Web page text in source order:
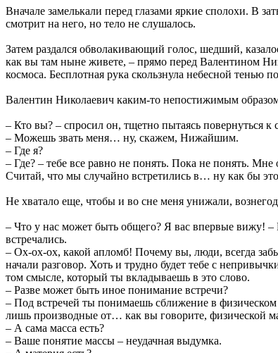
Вначале замелькали перед глазами яркие сполохи. В
смотрит на него, но тело не слушалось.
Затем раздался обволакивающий голос, шедший,
как вы там ныне живете, – прямо перед Валентином
космоса. Бесплотная рука скользнула небесной
Валентин Николаевич каким-то непостижимым
– Кто вы? – спросил он, тщетно пытаясь повернуться к
– Можешь звать меня… ну, скажем, Нижайшим.
– Где я?
– Где? – тебе все равно не понять. Пока не понять.
Считай, что мы случайно встретились в… ну как бы
Не хватало еще, чтобы и во сне меня унижали,
– Что у нас может быть общего? Я вас впервые вижу!
встречались.
– Ох-ох-ох, какой апломб! Почему вы, люди, всегда
начали разговор. Хоть и трудно будет тебе с
том смысле, который ты вкладываешь в это слово.
– Разве может быть иное понимание встречи?
– Под встречей ты понимаешь сближение в
лишь производные от… как вы говорите, физической
– А сама масса есть?
– Ваше понятие массы – неудачная выдумка.